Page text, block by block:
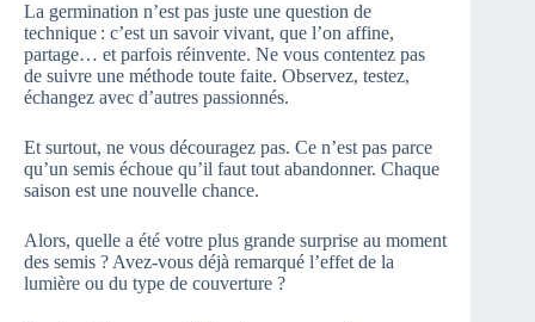
La germination n’est pas juste une question de
technique : c’est un savoir vivant, que l’on affine,
partage… et parfois réinvente. Ne vous contentez pas
de suivre une méthode toute faite. Observez, testez,
échangez avec d’autres passionnés.
Et surtout, ne vous découragez pas. Ce n’est pas parce
qu’un semis échoue qu’il faut tout abandonner. Chaque
saison est une nouvelle chance.
Alors, quelle a été votre plus grande surprise au moment
des semis ? Avez-vous déjà remarqué l’effet de la
lumière ou du type de couverture ?